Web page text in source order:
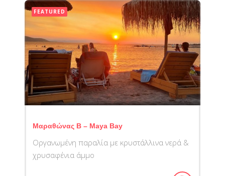
FEATURED
Μαραθώνας Β – Maya Bay
Οργανωμένη παραλία με κρυστάλλινα νερά &
χρυσαφένια άμμο